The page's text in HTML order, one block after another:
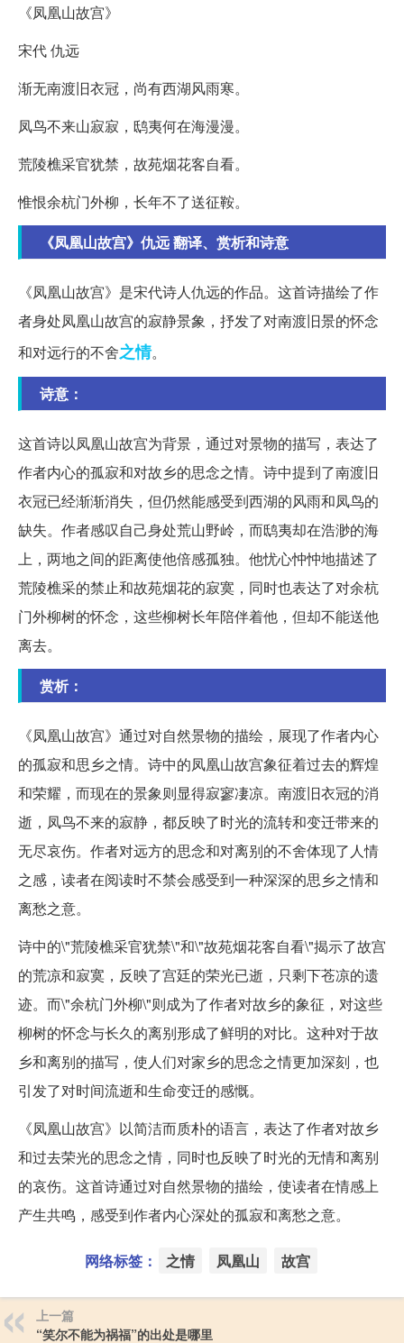
《凤凰山故宫》
宋代 仇远
渐无南渡旧衣冠，尚有西湖风雨寒。
凤鸟不来山寂寂，鸱夷何在海漫漫。
荒陵樵采官犹禁，故苑烟花客自看。
惟恨余杭门外柳，长年不了送征鞍。
《凤凰山故宫》仇远 翻译、赏析和诗意
《凤凰山故宫》是宋代诗人仇远的作品。这首诗描绘了作
者身处凤凰山故宫的寂静景象，抒发了对南渡旧景的怀念
和对远行的不舍之情。
诗意：
这首诗以凤凰山故宫为背景，通过对景物的描写，表达了
作者内心的孤寂和对故乡的思念之情。诗中提到了南渡旧
衣冠已经渐渐消失，但仍然能感受到西湖的风雨和凤鸟的
缺失。作者感叹自己身处荒山野岭，而鸱夷却在浩渺的海
上，两地之间的距离使他倍感孤独。他忧心忡忡地描述了
荒陵樵采的禁止和故苑烟花的寂寞，同时也表达了对余杭
门外柳树的怀念，这些柳树长年陪伴着他，但却不能送他
离去。
赏析：
《凤凰山故宫》通过对自然景物的描绘，展现了作者内心
的孤寂和思乡之情。诗中的凤凰山故宫象征着过去的辉煌
和荣耀，而现在的景象则显得寂寥凄凉。南渡旧衣冠的消
逝，凤鸟不来的寂静，都反映了时光的流转和变迁带来的
无尽哀伤。作者对远方的思念和对离别的不舍体现了人情
之感，读者在阅读时不禁会感受到一种深深的思乡之情和
离愁之意。
诗中的\"荒陵樵采官犹禁\"和\"故苑烟花客自看\"揭示了故宫
的荒凉和寂寞，反映了宫廷的荣光已逝，只剩下苍凉的遗
迹。而\"余杭门外柳\"则成为了作者对故乡的象征，对这些
柳树的怀念与长久的离别形成了鲜明的对比。这种对于故
乡和离别的描写，使人们对家乡的思念之情更加深刻，也
引发了对时间流逝和生命变迁的感慨。
《凤凰山故宫》以简洁而质朴的语言，表达了作者对故乡
和过去荣光的思念之情，同时也反映了时光的无情和离别
的哀伤。这首诗通过对自然景物的描绘，使读者在情感上
产生共鸣，感受到作者内心深处的孤寂和离愁之意。
网络标签： 之情 凤凰山 故宫
上一篇
“笑尔不能为祸福”的出处是哪里